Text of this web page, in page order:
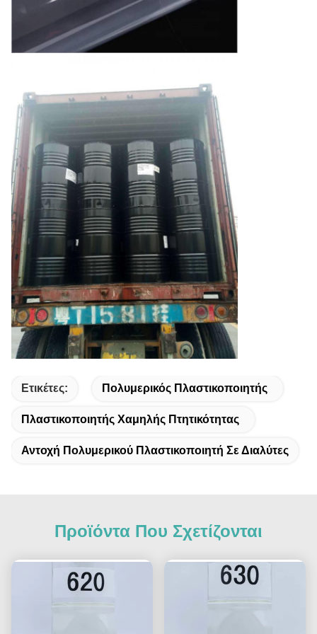
Ετικέτες: Πολυμερικός Πλαστικοποιητής
Πλαστικοποιητής Χαμηλής Πτητικότητας
Αντοχή Πολυμερικού Πλαστικοποιητή Σε Διαλύτες
Προϊόντα Που Σχετίζονται